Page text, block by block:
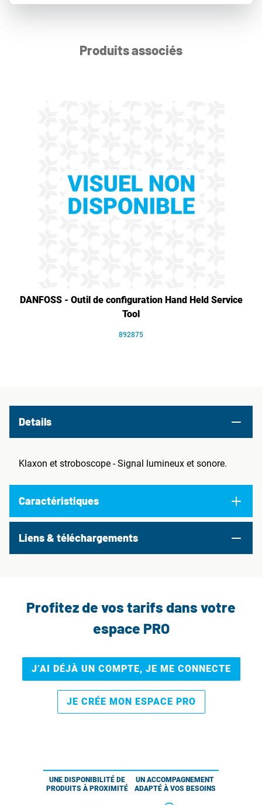
Produits associés
DANFOSS - Outil de configuration Hand Held Service
Tool
892875
Details
Klaxon et stroboscope - Signal lumineux et sonore.
Caractéristiques
Liens & téléchargements
Profitez de vos tarifs dans votre
espace PRO
J’AI DÉJÀ UN COMPTE, JE ME CONNECTE
JE CRÉE MON ESPACE PRO
UNE DISPONIBILITÉ DE
PRODUITS À PROXIMITÉ
UN ACCOMPAGNEMENT
ADAPTÉ À VOS BESOINS